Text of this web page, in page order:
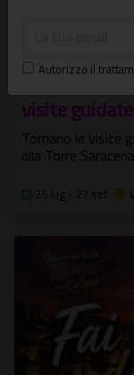
Vivi il
visite guidate
Tornano le visite
alla Torre Saracena
25 lug - 27 set
Autorizzo il